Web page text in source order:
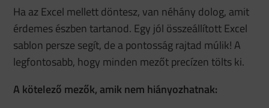
Ha az Excel mellett döntesz, van néhány dolog, amit
érdemes észben tartanod. Egy jól összeállított Excel
sablon persze segít, de a pontosság rajtad múlik! A
legfontosabb, hogy minden mezőt precízen tölts ki.
A kötelező mezők, amik nem hiányozhatnak: